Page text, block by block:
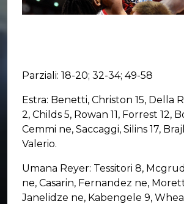
Parziali: 18-20; 32-34; 49-58
Estra: Benetti, Christon 15, Della
2, Childs 5, Rowan 11, Forrest 12,
Cemmi ne, Saccaggi, Silins 17,
Valerio.
Umana Reyer: Tessitori 8,
ne, Casarin, Fernandez ne, Moretti
Janelidze ne, Kabengele 9,